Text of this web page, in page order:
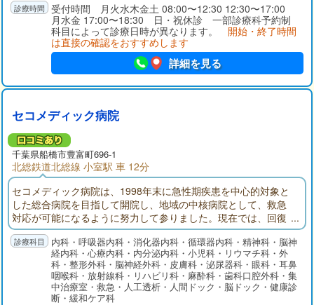
受付時間 月火水木金土 08:00〜12:30 12:30〜17:00
月水金 17:00〜18:30 日・祝休診 一部診療科予約制
科目によって診療日時が異なります。 開始・終了時間
は直接の確認をおすすめします
詳細を見る
セコメディック病院
千葉県船橋市豊富町696-1
北総鉄道北総線 小室駅 車 12分
セコメディック病院は、1998年末に急性期疾患を中心的対象と
した総合病院を目指して開院し、地域の中核病院として、救急
対応が可能になるように努力して参りました。現在では、回復
期リハビリテーション病棟、地域包括ケア病棟を備え、在宅医
療にも注力しております。
内科・呼吸器内科・消化器内科・循環器内科・精神科・脳神
経内科・心療内科・内分泌内科・小児科・リウマチ科・外
科・整形外科・脳神経外科・皮膚科・泌尿器科・眼科・耳鼻
咽喉科・放射線科・リハビリ科・麻酔科・歯科口腔外科・集
中治療室・救急・人工透析・人間ドック・脳ドック・健康診
断・緩和ケア科